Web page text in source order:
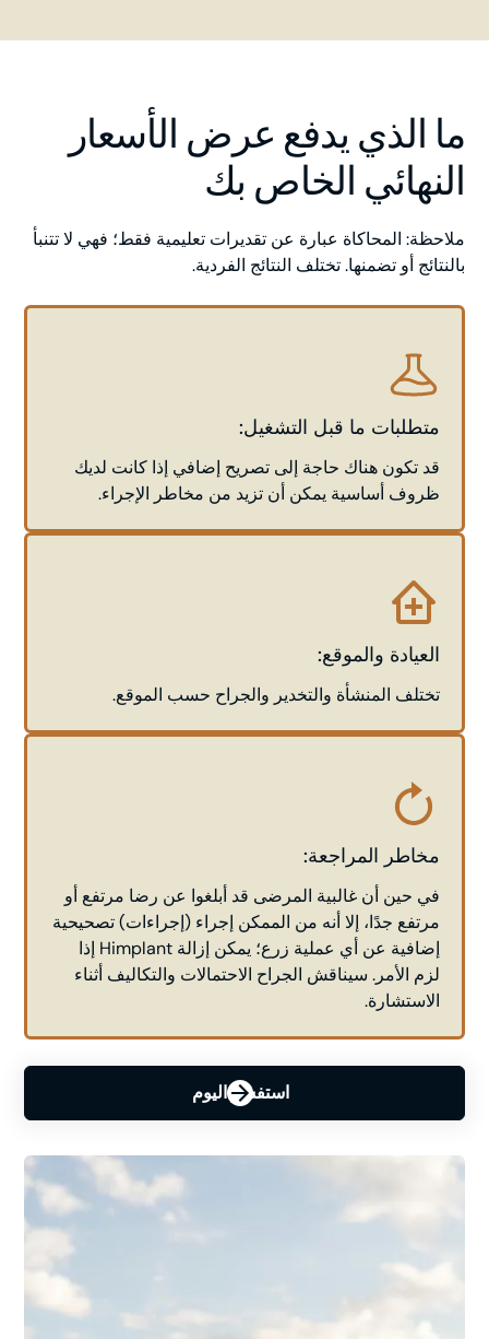
ما الذي يدفع عرض الأسعار
النهائي الخاص بك
ملاحظة: المحاكاة عبارة عن تقديرات تعليمية فقط؛ فهي لا تتنبأ
بالنتائج أو تضمنها. تختلف النتائج الفردية.
متطلبات ما قبل التشغيل:
قد تكون هناك حاجة إلى تصريح إضافي إذا كانت لديك
ظروف أساسية يمكن أن تزيد من مخاطر الإجراء.
العيادة والموقع:
تختلف المنشأة والتخدير والجراح حسب الموقع.
مخاطر المراجعة:
في حين أن غالبية المرضى قد أبلغوا عن رضا مرتفع أو
مرتفع جدًا، إلا أنه من الممكن إجراء (إجراءات) تصحيحية
إضافية عن أي عملية زرع؛ يمكن إزالة Himplant إذا
لزم الأمر. سيناقش الجراح الاحتمالات والتكاليف أثناء
الاستشارة.
استفسر اليوم